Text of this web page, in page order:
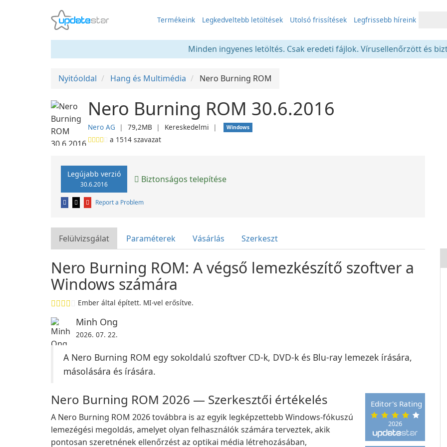
Termékeink Legkedveltebb letöltések Utolsó frissítések Legfrissebb híreink
Minden ingyenes letöltés. Csak eredeti fájlok. Vírusellenőrzött és
Nyitóoldal Hang és Multimédia Nero Burning ROM
Nero Burning ROM 30.6.2016
Nero AG ❘ 79,2MB ❘ Kereskedelmi ❘ Windows
a 1514 szavazat
Legújabb verzió
30.6.2016 Biztonságos telepítése
Report a Problem
Felülvizsgálat Paraméterek Vásárlás Szerkeszt
Nero Burning ROM: A végső lemezkészítő szoftver a
Windows számára
Ember által épített. MI-vel erősítve.
Minh Ong
2026. 07. 22.
A Nero Burning ROM egy sokoldalú szoftver CD-k, DVD-k és Blu-ray lemezek írására,
másolására és írására.
2026
Editor's Rating
Nero Burning ROM 2026 — Szerkesztői értékelés
A Nero Burning ROM 2026 továbbra is az egyik legképzettebb Windows-fókuszú
lemezégési megoldás, amelyet olyan felhasználók számára terveztek, akik
pontosan szeretnének ellenőrzést az optikai média létrehozásában,